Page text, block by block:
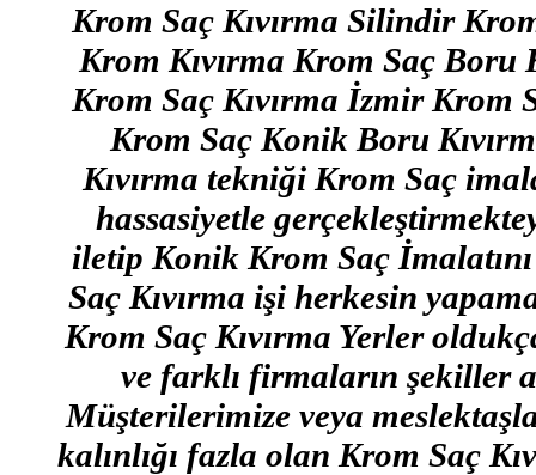
Krom Saç Kıvırma Silindir
Krom Kıvırma Krom Saç Boru
Krom Saç Kıvırma İzmir Krom
Krom Saç Konik Boru
Kıvırma tekniği Krom Saç
hassasiyetle
iletip Konik Krom Saç
Saç Kıvırma işi herkesin
Krom Saç Kıvırma Yerler
ve farklı firmaların şekiller
Müşterilerimize veya
kalınlığı fazla olan Krom Saç